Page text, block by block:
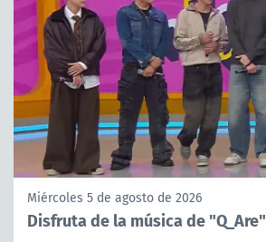
Miércoles 5 de agosto de 2026
Disfruta de la música de "Q_Are"